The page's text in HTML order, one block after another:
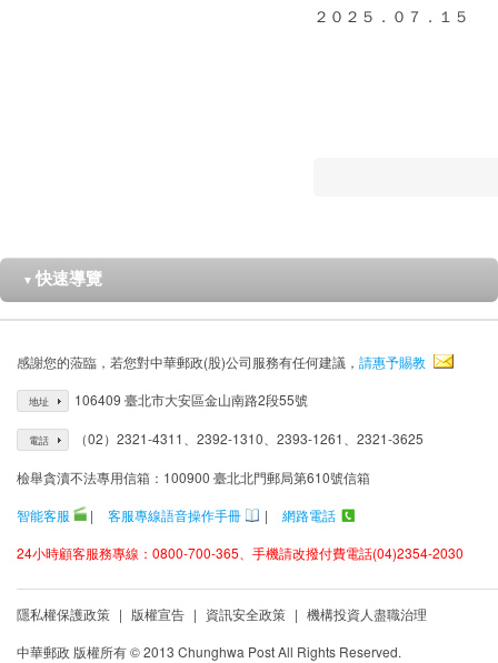
２０２５．０７．１５
▼ 快速導覽
感謝您的蒞臨，若您對中華郵政(股)公司服務有任何建議， 請惠予賜教
地址 106409 臺北市大安區金山南路2段55號
電話 （02）2321-4311、2392-1310、2393-1261、2321-3625
檢舉貪瀆不法專用信箱：100900 臺北北門郵局第610號信箱
智能客服
| 客服專線語音操作手冊 |
網路電話
24小時顧客服務專線：0800-700-365、手機請改撥付費電話(04)2354-2030
隱私權保護政策 | 版權宣告 | 資訊安全政策 | 機構投資人盡職治理
中華郵政 版權所有 © 2013 Chunghwa Post All Rights Reserved.